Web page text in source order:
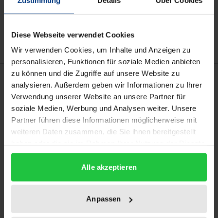
Diese Webseite verwendet Cookies
Wir verwenden Cookies, um Inhalte und Anzeigen zu
personalisieren, Funktionen für soziale Medien anbieten
zu können und die Zugriffe auf unsere Website zu
analysieren. Außerdem geben wir Informationen zu Ihrer
Verwendung unserer Website an unsere Partner für
soziale Medien, Werbung und Analysen weiter. Unsere
Partner führen diese Informationen möglicherweise mit
weiteren Daten zusammen, die Sie ihnen bereitgestellt
gesammelt haben.
Alle akzeptieren
Anpassen
Add to Wish List
Description
Die EU hat im letzten Jahrzehnt ihren
außenpolitischen Handlungsrahmen und das
zugehörige Instrumentarium erheblich erweitert.
„strategischen Partnerschaften“ zu wichtigen
Weltregionen und Drittstaaten nieder.
Im vorliegenden Band untersuchen zwölf
ausgewiesene Experten, wie die Union ihre